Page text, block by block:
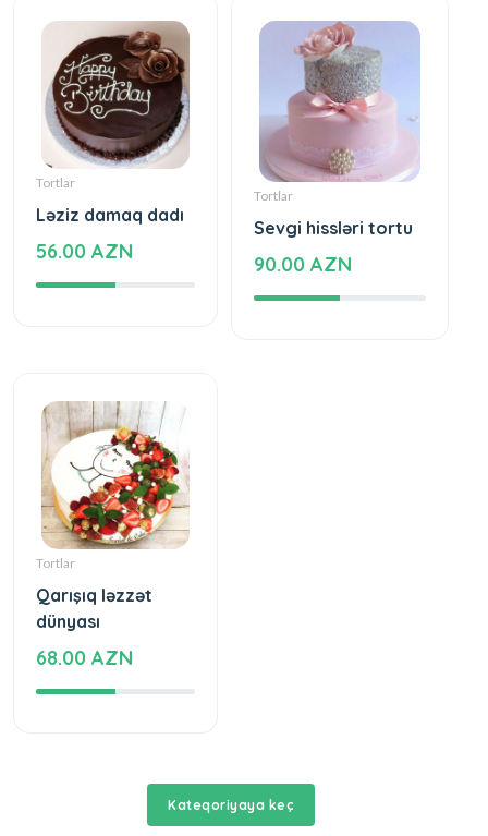
Tortlar
Ləziz damaq dadı
56.00 AZN
Tortlar
Sevgi hissləri tortu
90.00 AZN
Tortlar
Qarışıq ləzzət
dünyası
68.00 AZN
Kateqoriyaya keç